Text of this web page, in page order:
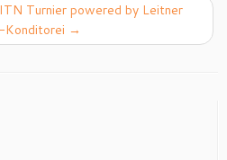
Turnier powered by Leitner
Konditorei →